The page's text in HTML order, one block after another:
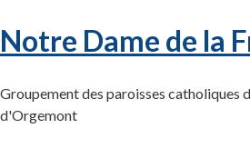
Notre Dame de la
Groupement des paroisses catholiques
d'Orgemont